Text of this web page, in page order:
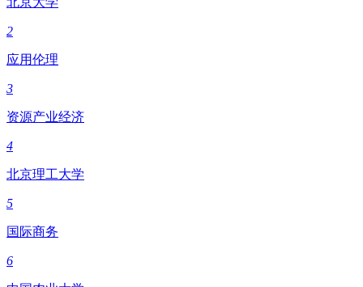
2
应用伦理
3
资源产业经济
4
北京理工大学
5
国际商务
6